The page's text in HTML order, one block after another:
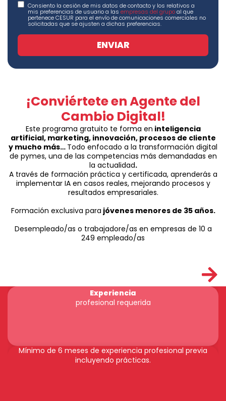
Consiento la cesión de mis datos de contacto y los relativos a
mis preferencias de usuario a las empresas del grupoal que
pertenece CESUR para el envío de comunicaciones comerciales no
solicitadas que se ajusten a dichas preferencias.
ENVIAR
¡Conviértete en Agente del
Cambio Digital!
Este programa gratuito te forma en inteligencia
artificial, marketing, innovación, procesos de cliente
y mucho más… Todo enfocado a la transformación digital
de pymes, una de las competencias más demandadas en
la actualidad.
A través de formación práctica y certificada, aprenderás a
implementar IA en casos reales, mejorando procesos y
resultados empresariales.
Formación exclusiva para jóvenes menores de 35 años.
Desempleado/as o trabajadore/as en empresas de 10 a
249 empleado/as
Experiencia
profesional requerida
Mínimo de 6 meses de experiencia profesional previa
incluyendo prácticas.